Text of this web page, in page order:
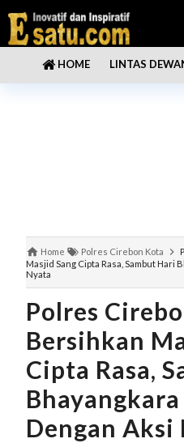
HOME LINTAS
Home Polres Cirebon Kota
Masjid Sang Cipta Rasa, Sambut Hari
Nyata
Polres
Bersihkan
Cipta Rasa,
Dengan Aksi